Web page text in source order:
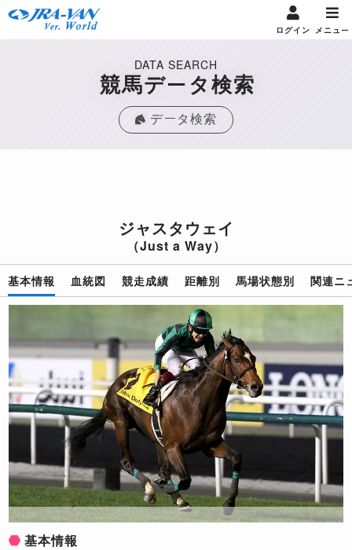
ログイン メニュー
DATA SEARCH
競馬データ検索
データ検索
ジャスタウェイ
（Just a Way）
基本情報 血統図 競走成績 距離別 馬場状態別 関連ニ
基本情報